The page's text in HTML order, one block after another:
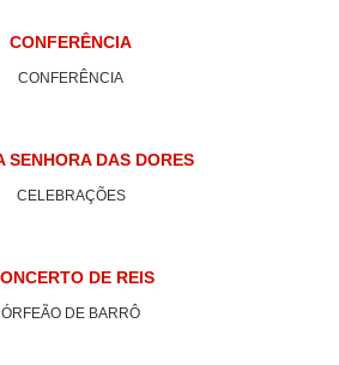
CONFERÊNCIA
CONFERÊNCIA
SENHORA DAS DORES
CELEBRAÇÕES
DE REIS
ÓRFEÃO DE BARRÔ